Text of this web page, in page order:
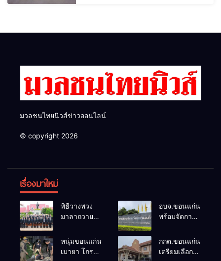
มวลชนไทยนิวส์ข่าวออนไลน์
© copyright 2026
เรื่องมาใหม่
พิธีวางพวง
มาลาถวาย
เนื่องในวันรพี
ประจำปี
อบจ.ขอนแก่น
พร้อมจัดการ
ยกฯ 27 ก.ย.
รับสมัคร 17-
หนุ่มขอนแก่น
เมายา โกรธที่
กกต.ขอนแก่น
เตรียมเลือกตั้ง